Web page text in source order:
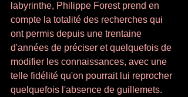
labyrinthe, Philippe Forest prend en
compte la totalité des re­cherches qui
ont permis depuis une trentaine
d'années de préciser et quelquefois de
modifier les connaissances, avec une
telle fidélité qu'on pourrait lui reprocher
quelquefois l'absence de guillemets.